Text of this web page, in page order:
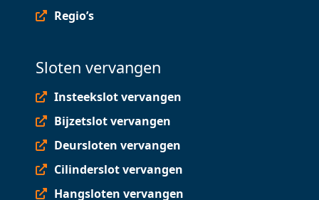
Regio’s
Sloten vervangen
Insteekslot vervangen
Bijzetslot vervangen
Deursloten vervangen
Cilinderslot vervangen
Hangsloten vervangen